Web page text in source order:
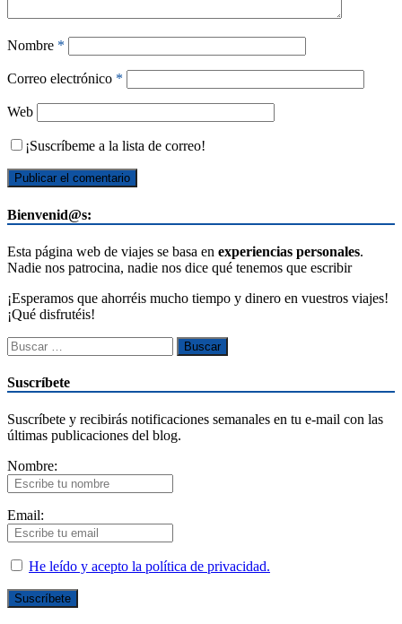
Nombre *
Correo electrónico *
Web
¡Suscríbeme a la lista de correo!
Bienvenid@s:
Esta página web de viajes se basa en experiencias personales.
Nadie nos patrocina, nadie nos dice qué tenemos que escribir
¡Esperamos que ahorréis mucho tiempo y dinero en vuestros viajes!
¡Qué disfrutéis!
Suscríbete
Suscríbete y recibirás notificaciones semanales en tu e-mail con las
últimas publicaciones del blog.
Nombre:
Email:
He leído y acepto la política de privacidad.